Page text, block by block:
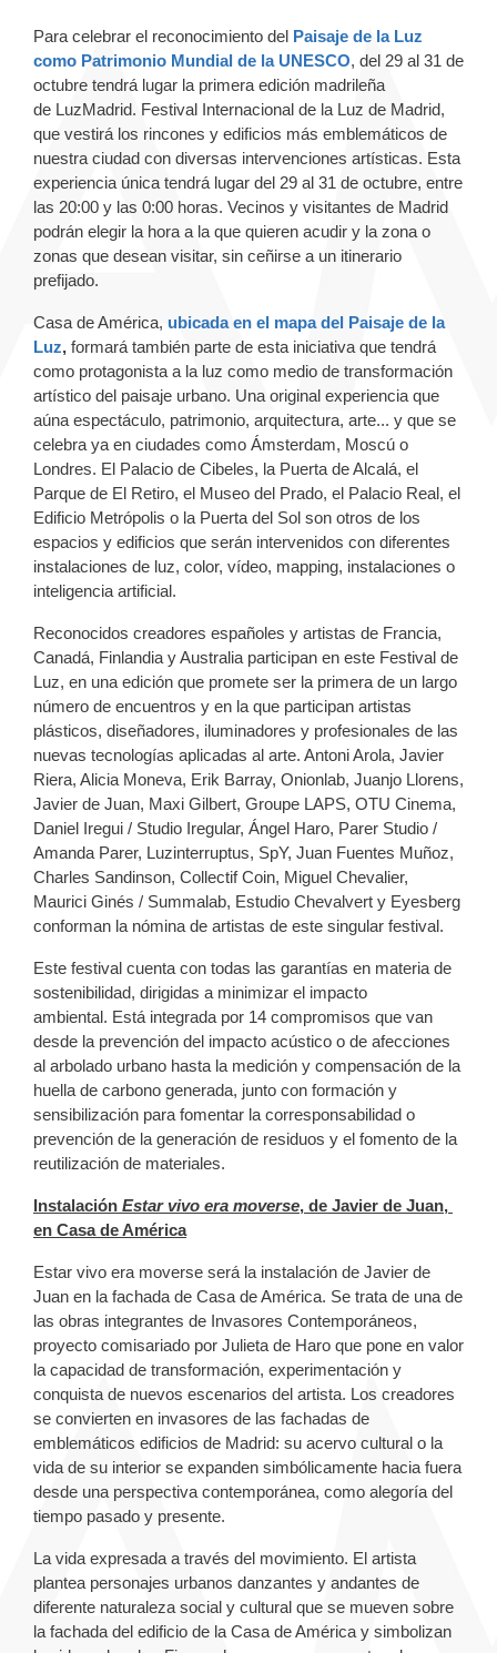
Para celebrar el reconocimiento del Paisaje de la Luz
como Patrimonio Mundial de la UNESCO, del 29 al 31 de
octubre tendrá lugar la primera edición madrileña
de LuzMadrid. Festival Internacional de la Luz de Madrid,
que vestirá los rincones y edificios más emblemáticos de
nuestra ciudad con diversas intervenciones artísticas. Esta
experiencia única tendrá lugar del 29 al 31 de octubre, entre
las 20:00 y las 0:00 horas. Vecinos y visitantes de Madrid
podrán elegir la hora a la que quieren acudir y la zona o
zonas que desean visitar, sin ceñirse a un itinerario
prefijado.
Casa de América, ubicada en el mapa del Paisaje de la
Luz, formará también parte de esta iniciativa que tendrá
como protagonista a la luz como medio de transformación
artístico del paisaje urbano. Una original experiencia que
aúna espectáculo, patrimonio, arquitectura, arte... y que se
celebra ya en ciudades como Ámsterdam, Moscú o
Londres. El Palacio de Cibeles, la Puerta de Alcalá, el
Parque de El Retiro, el Museo del Prado, el Palacio Real, el
Edificio Metrópolis o la Puerta del Sol son otros de los
espacios y edificios que serán intervenidos con diferentes
instalaciones de luz, color, vídeo, mapping, instalaciones o
inteligencia artificial.
Reconocidos creadores españoles y artistas de Francia,
Canadá, Finlandia y Australia participan en este Festival de
Luz, en una edición que promete ser la primera de un largo
número de encuentros y en la que participan artistas
plásticos, diseñadores, iluminadores y profesionales de las
nuevas tecnologías aplicadas al arte. Antoni Arola, Javier
Riera, Alicia Moneva, Erik Barray, Onionlab, Juanjo Llorens,
Javier de Juan, Maxi Gilbert, Groupe LAPS, OTU Cinema,
Daniel Iregui / Studio Iregular, Ángel Haro, Parer Studio /
Amanda Parer, Luzinterruptus, SpY, Juan Fuentes Muñoz,
Charles Sandinson, Collectif Coin, Miguel Chevalier,
Maurici Ginés / Summalab, Estudio Chevalvert y Eyesberg
conforman la nómina de artistas de este singular festival.
Este festival cuenta con todas las garantías en materia de
sostenibilidad, dirigidas a minimizar el impacto
ambiental. Está integrada por 14 compromisos que van
desde la prevención del impacto acústico o de afecciones
al arbolado urbano hasta la medición y compensación de la
huella de carbono generada, junto con formación y
sensibilización para fomentar la corresponsabilidad o
prevención de la generación de residuos y el fomento de la
reutilización de materiales.
Instalación Estar vivo era moverse, de Javier de Juan, ​
en Casa de América
Estar vivo era moverse será la instalación de Javier de
Juan en la fachada de Casa de América. Se trata de una de
las obras integrantes de Invasores Contemporáneos,
proyecto comisariado por Julieta de Haro que pone en valor
la capacidad de transformación, experimentación y
conquista de nuevos escenarios del artista. Los creadores
se convierten en invasores de las fachadas de
emblemáticos edificios de Madrid: su acervo cultural o la
vida de su interior se expanden simbólicamente hacia fuera
desde una perspectiva contemporánea, como alegoría del
tiempo pasado y presente.
La vida expresada a través del movimiento. El artista
plantea personajes urbanos danzantes y andantes de
diferente naturaleza social y cultural que se mueven sobre
la fachada del edificio de la Casa de América y simbolizan